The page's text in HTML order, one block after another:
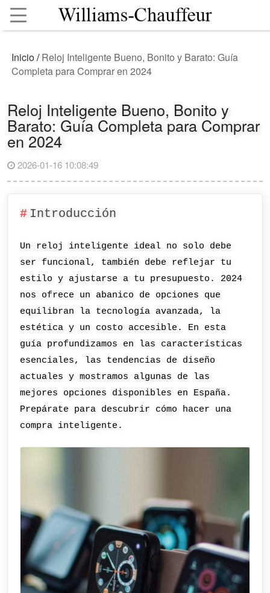
Inicio/Reloj Inteligente Bueno, Bonito y Barato: Guía
Completa para Comprar en 2024
Reloj Inteligente Bueno, Bonito y
Barato: Guía Completa para Comprar
en 2024
2026-01-16 10:08:49
Introducción
Un reloj inteligente ideal no solo debe
ser funcional, también debe reflejar tu
estilo y ajustarse a tu presupuesto. 2024
nos ofrece un abanico de opciones que
equilibran la tecnología avanzada, la
estética y un costo accesible. En esta
guía profundizamos en las características
esenciales, las tendencias de diseño
actuales y mostramos algunas de las
mejores opciones disponibles en España.
Prepárate para descubrir cómo hacer una
compra inteligente.